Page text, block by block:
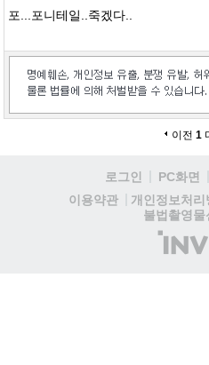
포...포니테일..죽겠다..
이전 1
로그인 PC화면
이용약관
개인정보처리
불법촬영물
(